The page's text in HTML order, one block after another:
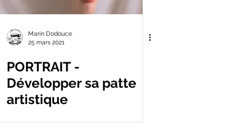
Marin Dodouce
25 mars 2021
PORTRAIT -
Développer sa patte
artistique